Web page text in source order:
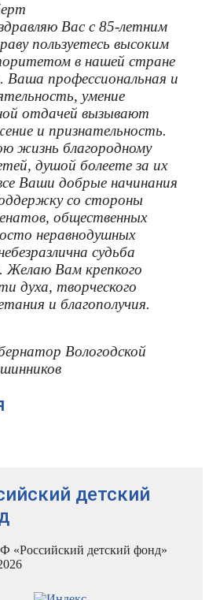
Вас с 85-летним
пользуетесь высоким
в нашей стране
Ваша профессиональная и
умение
отдачей вызывают
и признательность.
жизнь благородному
душой болеете за их
Ваши добрые начинания
со стороны
общественных
неравнодушных
судьба
Желаю Вам крепкого
духа, творческого
и благополучия.
Вологодской
детский
детский фонд»